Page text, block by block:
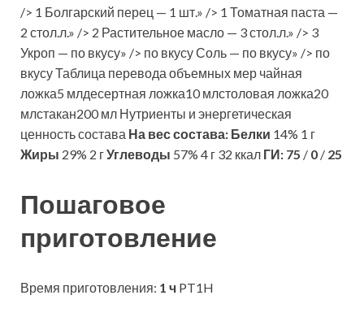
/> 1 Болгарский перец — 1 шт.» /> 1 Томатная паста —
2 стол.л.» /> 2 Растительное масло — 3 стол.л.» /> 3
Укроп — по вкусу» /> по вкусу Соль — по вкусу» /> по
вкусу Таблица перевода объемных мер чайная
ложка5 млдесертная ложка10 млстоловая ложка20
млстакан200 мл Нутриенты и энергетическая
ценность состава На вес состава: Белки 14% 1 г
Жиры 29% 2 гУглеводы 57% 4 г 32 ккал ГИ: 75 / 0 / 25
Пошаговое
приготовление
Время приготовления: 1 ч PT1H